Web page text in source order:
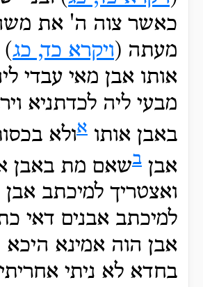
כאשר צוה ה' את
מעתה (ויקרא כד, כג)
אותו אבן מאי עבדי
מבעי ליה לכדתניא
באבן אותו אולא
אבן בשאם מת באבן
ואצטריך למיכתב אבן
למיכתב אבנים דאי
אבן הוה אמינא
בחדא לא ניתי